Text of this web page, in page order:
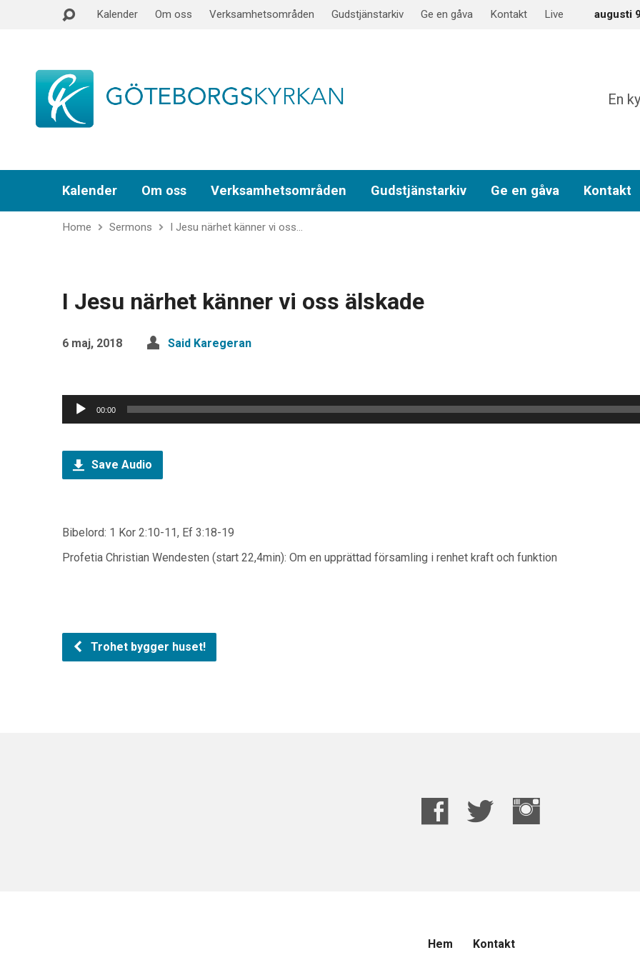
Kalender Om oss Verksamhetsområden Gudstjänstarkiv Ge en gåva Kontakt Live augusti
En
Kalender Om oss Verksamhetsområden Gudstjänstarkiv Ge en gåva Kontakt
Home Sermons I Jesu närhet känner vi oss…
I Jesu närhet känner vi oss älskade
6 maj, 2018 Said Karegeran
Ljudspelare
00:00
Save Audio
Bibelord: 1 Kor 2:10-11, Ef 3:18-19
Profetia Christian Wendesten (start 22,4min): Om en upprättad församling i renhet kraft och funktion
Trohet bygger huset!
Hem Kontakt